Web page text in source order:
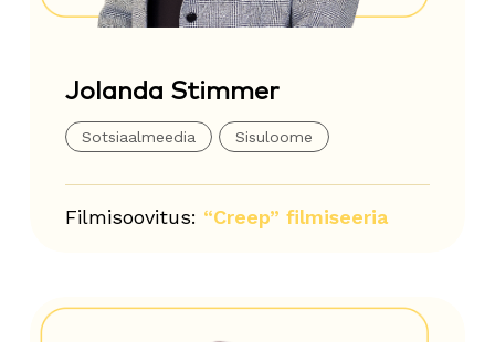
Jolanda Stimmer
Sotsiaalmeedia Sisuloome
Filmisoovitus: “Creep” filmiseeria